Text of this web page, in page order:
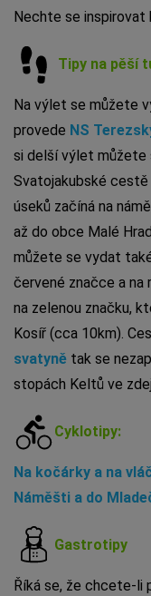
Nechte se inspirovat
Tipy na pěší
Na výlet se můžete
provede NS
si delší výlet můžete
Svatojakubské
úseků začíná na
až do obce Malé
můžete se vydat
červené značce a
na zelenou značku,
Kosíř (cca 10km).
svatyně tak se
stopách Keltů ve
Cyklotipy:
Na kočárky a na
Náměšti a do
Gastrotipy
Říká se, že chcete-li